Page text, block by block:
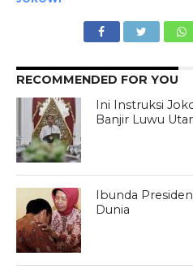
RECOMMENDED FOR YOU
Ini Instruksi
Banjir Luwu
Ibunda
Dunia